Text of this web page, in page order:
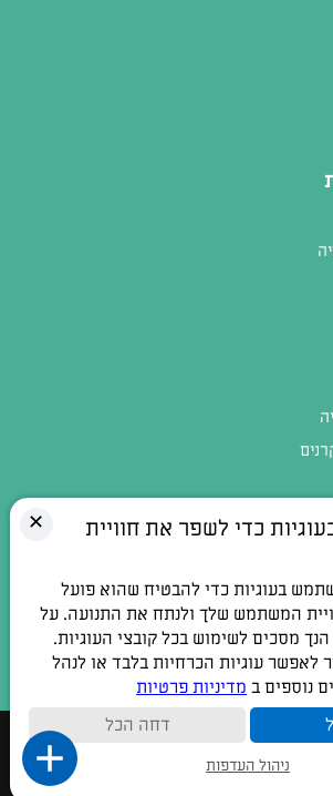
אלפי מנשה
שמורות © 2026
✕
כדי לשפר את חוויית
בעוגיות כדי להבטיח שהוא פועל
המשתמש שלך ולנתח את התנועה. על
מסכים לשימוש בכל קובצי העוגיות.
לאפשר עוגיות הכרחיות בלבד או לנהל
נוספים ב מדיניות פרטיות
דחה הכל
ניהול העדפות